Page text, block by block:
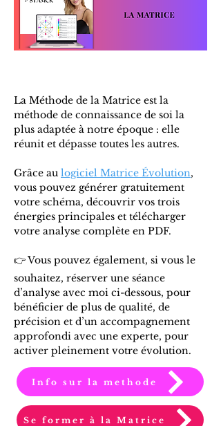
La Méthode de la Matrice est la
méthode de connaissance de soi la
plus adaptée à notre époque : elle
réunit et dépasse toutes les autres.
Grâce au logiciel Matrice Évolution,
vous pouvez générer gratuitement
votre schéma, découvrir vos trois
énergies principales et télécharger
votre analyse complète en PDF.
👉 Vous pouvez également, si vous le
souhaitez, réserver une séance
d’analyse avec moi ci-dessous, pour
bénéficier de plus de qualité, de
précision et d’un accompagnement
approfondi avec une experte, pour
activer pleinement votre évolution.
Info sur la methode
Se former à la Matrice